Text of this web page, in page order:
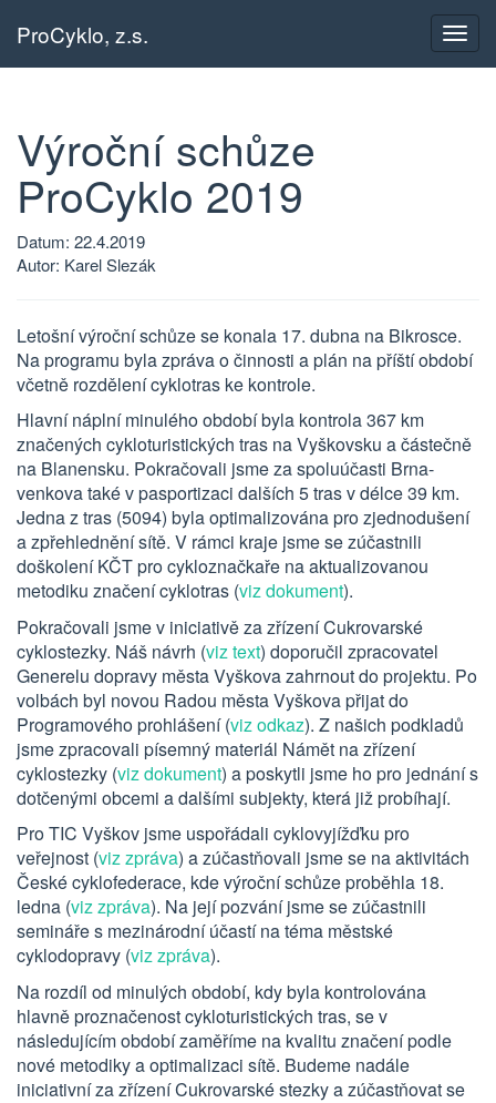
ProCyklo, z.s.
Výroční schůze
ProCyklo 2019
Datum: 22.4.2019
Autor: Karel Slezák
Letošní výroční schůze se konala 17. dubna na Bikrosce.
Na programu byla zpráva o činnosti a plán na příští období
včetně rozdělení cyklotras ke kontrole.
Hlavní náplní minulého období byla kontrola 367 km
značených cykloturistických tras na Vyškovsku a částečně
na Blanensku. Pokračovali jsme za spoluúčasti Brna-
venkova také v pasportizaci dalších 5 tras v délce 39 km.
Jedna z tras (5094) byla optimalizována pro zjednodušení
a zpřehlednění sítě. V rámci kraje jsme se zúčastnili
doškolení KČT pro cykloznačkaře na aktualizovanou
metodiku značení cyklotras (viz dokument).
Pokračovali jsme v iniciativě za zřízení Cukrovarské
cyklostezky. Náš návrh (viz text) doporučil zpracovatel
Generelu dopravy města Vyškova zahrnout do projektu. Po
volbách byl novou Radou města Vyškova přijat do
Programového prohlášení (viz odkaz). Z našich podkladů
jsme zpracovali písemný materiál Námět na zřízení
cyklostezky (viz dokument) a poskytli jsme ho pro jednání s
dotčenými obcemi a dalšími subjekty, která již probíhají.
Pro TIC Vyškov jsme uspořádali cyklovyjížďku pro
veřejnost (viz zpráva) a zúčastňovali jsme se na aktivitách
České cyklofederace, kde výroční schůze proběhla 18.
ledna (viz zpráva). Na její pozvání jsme se zúčastnili
semináře s mezinárodní účastí na téma městské
cyklodopravy (viz zpráva).
Na rozdíl od minulých období, kdy byla kontrolována
hlavně proznačenost cykloturistických tras, se v
následujícím období zaměříme na kvalitu značení podle
nové metodiky a optimalizaci sítě. Budeme nadále
iniciativní za zřízení Cukrovarské stezky a zúčastňovat se